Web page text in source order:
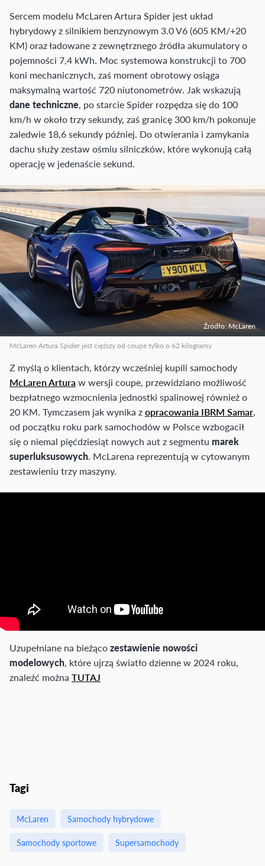
Sercem modelu McLaren Artura Spider jest układ
hybrydowy z silnikiem benzynowym 3.0 V6 (605 KM/+20
KM) oraz ładowane z zewnętrznego źródła akumulatory o
pojemności 7,4 kWh. Moc systemowa konstrukcji to 700
koni mechanicznych, zaś moment obrotowy osiąga
maksymalną wartość 720 niutonometrów. Jak wskazują
dane techniczne, po starcie Spider rozpędza się do 100
km/h w około trzy sekundy, zaś granicę 300 km/h pokonuje
zaledwie 18,6 sekundy później. Do otwierania i zamykania
dachu służy zestaw ośmiu silniczków, które wykonują całą
operację w jedenaście sekund.
Źródło: McLaren
McLaren Artura Spider jest cięższy od coupe tylko o 62 kilogramy
Z myślą o klientach, którzy wcześniej kupili samochody
McLaren Artura w wersji coupe, przewidziano możliwość
bezpłatnego wzmocnienia jednostki spalinowej również o
20 KM. Tymczasem jak wynika zopracowania IBRM Samar,
od początku roku park samochodów w Polsce wzbogacił
się o niemal pięćdziesiąt nowych aut z segmentu marek
superluksusowych. McLarena reprezentują w cytowanym
zestawieniu trzy maszyny.
Uzupełniane na bieżącozestawienie nowości
modelowych, które ujrzą światło dzienne w 2024 roku,
znaleźć można TUTAJ
Tagi
McLaren
Samochody hybrydowe
Samochody sportowe
Supersamochody